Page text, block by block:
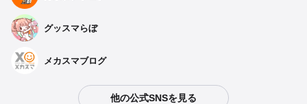
グッスマらぼ
メカスマブログ
他の公式SNSを見る